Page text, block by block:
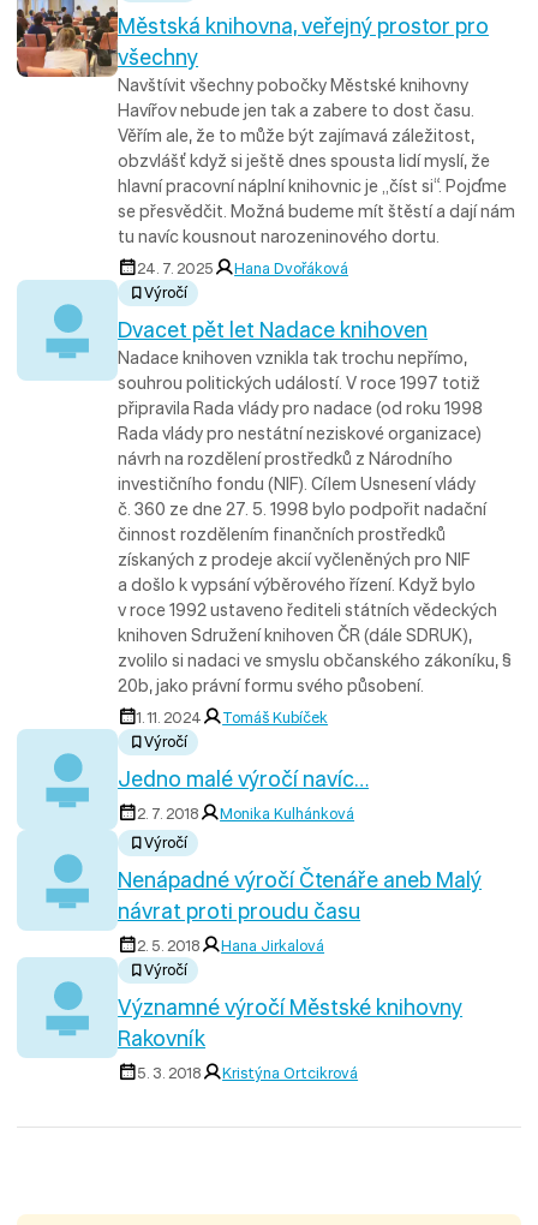
Městská knihovna, veřejný prostor pro
všechny
Navštívit všechny pobočky Městské knihovny
Havířov nebude jen tak a zabere to dost času.
Věřím ale, že to může být zajímavá záležitost,
obzvlášť když si ještě dnes spousta lidí myslí, že
hlavní pracovní náplní knihovnic je „číst si“. Pojďme
se přesvědčit. Možná budeme mít štěstí a dají nám
tu navíc kousnout narozeninového dortu.
24. 7. 2025
Hana Dvořáková
Výročí
Dvacet pět let Nadace knihoven
Nadace knihoven vznikla tak trochu nepřímo,
souhrou politických událostí. V roce 1997 totiž
připravila Rada vlády pro nadace (od roku 1998
Rada vlády pro nestátní neziskové organizace)
návrh na rozdělení prostředků z Národního
investičního fondu (NIF). Cílem Usnesení vlády
č. 360 ze dne 27. 5. 1998 bylo podpořit nadační
činnost rozdělením finančních prostředků
získaných z prodeje akcií vyčleněných pro NIF
a došlo k vypsání výběrového řízení. Když bylo
v roce 1992 ustaveno řediteli státních vědeckých
knihoven Sdružení knihoven ČR (dále SDRUK),
zvolilo si nadaci ve smyslu občanského zákoníku, §
20b, jako právní formu svého působení.
1. 11. 2024
Tomáš Kubíček
Výročí
Jedno malé výročí navíc…
2. 7. 2018
Monika Kulhánková
Výročí
Nenápadné výročí Čtenáře aneb Malý
návrat proti proudu času
2. 5. 2018
Hana Jirkalová
Výročí
Významné výročí Městské knihovny
Rakovník
5. 3. 2018 Kristýna Ortcikrová